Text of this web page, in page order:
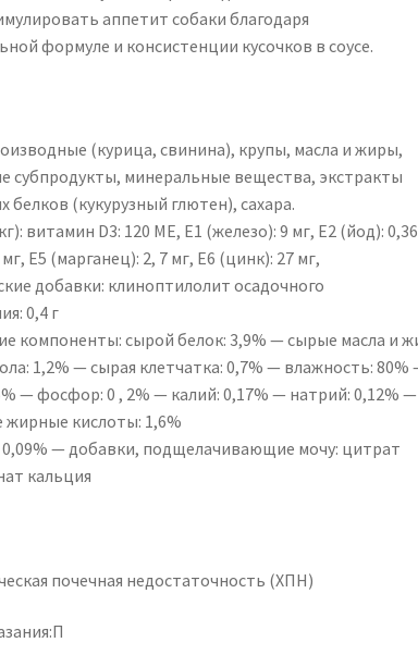
аппетит собаки благодаря
формуле и консистенции кусочков в соусе.
(курица, свинина), крупы, масла и жиры,
субпродукты, минеральные вещества, экстракты
белков (кукурузный глютен), сахара.
витамин D3: 120 МЕ, E1 (железо): 9 мг, E2 (йод):
E5 (марганец): 2, 7 мг, E6 (цинк): 27 мг,
добавки: клиноптилолит осадочного
0,4 г
компоненты: сырой белок: 3,9% — сырые масла и
1,2% — сырая клетчатка: 0,7% — влажность: 80%
— фосфор: 0 , 2% — калий: 0,17% — натрий: 0,12% —
жирные кислоты: 1,6%
— добавки, подщелачивающие мочу: цитрат
кальция
почечная недостаточность (ХПН)